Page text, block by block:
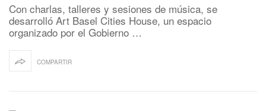
Con charlas, talleres y sesiones de música, se
desarrolló Art Basel Cities House, un espacio
organizado por el Gobierno …
COMPARTIR